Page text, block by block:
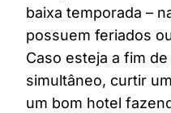
baixa temporada –
possuem feriados
Caso esteja a fim
simultâneo, curtir
um bom hotel